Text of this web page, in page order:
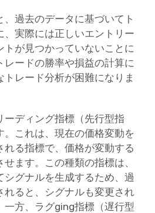
、過去のデータに基づいてト
、実際には正しいエントリー
トが見つかっていないことに
レードの勝率や損益の計算に
トレード分析が困難になりま
ーディング指標（先行型指
。これは、現在の価格変動を
れる指標で、価格が変動する
ます。この種類の指標は、
シグナルを生成するため、過
れると、シグナルも変更され
一方、ラグging指標（遅行型